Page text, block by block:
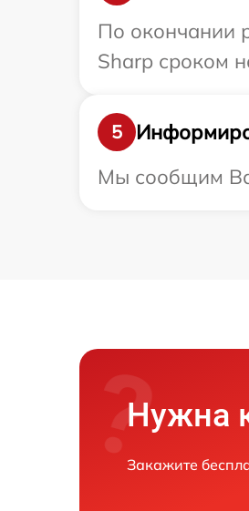
По окончании
Sharp сроком
5
Мы сообщим
Нужна
Закажите